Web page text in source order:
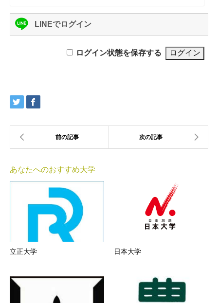
LINEでログイン
ログイン状態を保存する
あなたへのおすすめ大学
立正大学 日本大学